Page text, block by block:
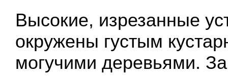
Высокие, изрезанные
окружены густым
могучими деревьями.